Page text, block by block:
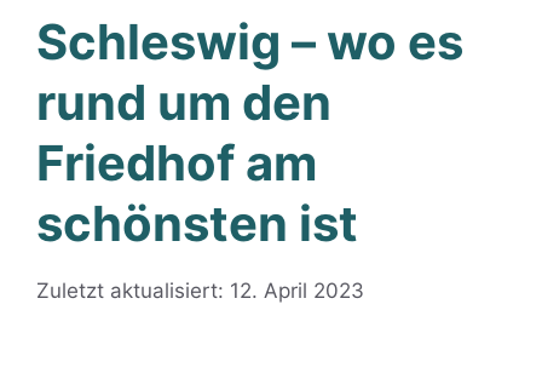
Schleswig – wo es
rund um den
Friedhof am
schönsten ist
Zuletzt aktualisiert: 12. April 2023